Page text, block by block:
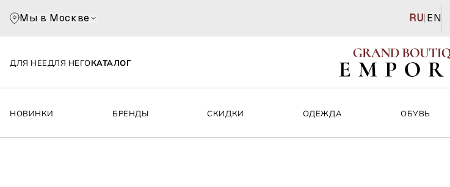
Мы в Москве RU| EN
ДЛЯ НЕЕДЛЯ НЕГОКАТАЛОГ
НОВИНКИ БРЕНДЫ СКИДКИ ОДЕЖДА ОБУВЬ